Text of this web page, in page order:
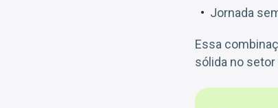
Jornada
Essa
sólida no